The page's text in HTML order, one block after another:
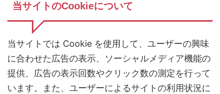
当サイトのCookieについて
当サイトでは Cookie を使用して、ユーザーの興味
に合わせた広告の表示、ソーシャルメディア機能の
提供、広告の表示回数やクリック数の測定を行って
います。また、ユーザーによるサイトの利用状況に